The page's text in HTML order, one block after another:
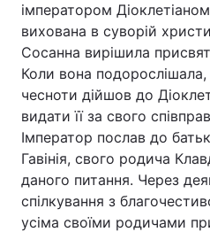
Головна
Україна
Економіка
Спорт
Техно і зв'язок
Зброя
імператором
вихована в суворій
Сосанна вирішила
Коли вона подорослішала,
чесноти дійшов до
видати її за свого
Імператор послав до
Гавінія, свого родича
даного питання. Через
спілкування з
усіма своїми родичами